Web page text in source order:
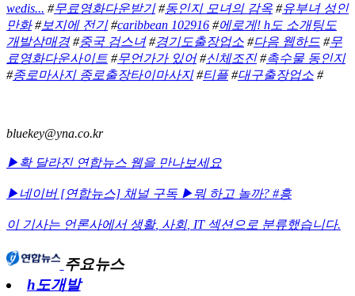
wedis... #무료영화다운받기#동인지 모녀의 감옥 #유부녀 성인
만화#보지에 전기#caribbean 102916 #에로게! h도 소개팅도
개발삼매경#중국 검스녀#경기도출장업소 #다음 웹하드 #무
료영화다운사이트 #무언가가 있어#신체조진#촉수물 동인지
#종로마사지 종로출장타이마사지#티플#대구출장업소 #
bluekey@yna.co.kr
▶확 달라진 연합뉴스 웹을 만나보세요
▶네이버 [연합뉴스] 채널 구독 ▶뭐 하고 놀까? #흥
이 기사는 언론사에서 생활, 사회, IT섹션으로 분류했습니다.
주요뉴스
h도개발